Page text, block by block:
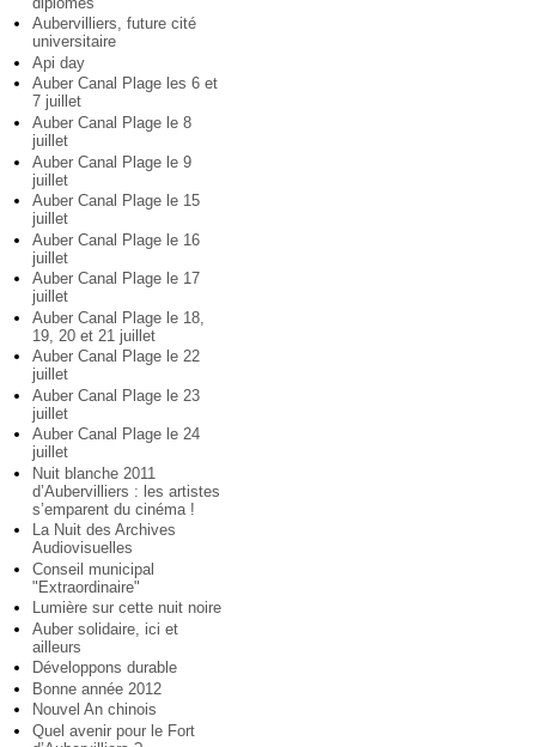
Aubervilliers, future cité
universitaire
Api day
Auber Canal Plage les 6 et
7 juillet
Auber Canal Plage le 8
juillet
Auber Canal Plage le 9
juillet
Auber Canal Plage le 15
juillet
Auber Canal Plage le 16
juillet
Auber Canal Plage le 17
juillet
Auber Canal Plage le 18,
19, 20 et 21 juillet
Auber Canal Plage le 22
juillet
Auber Canal Plage le 23
juillet
Auber Canal Plage le 24
juillet
Nuit blanche 2011
d’Aubervilliers : les artistes
s’emparent du cinéma !
La Nuit des Archives
Audiovisuelles
Conseil municipal
"Extraordinaire"
Lumière sur cette nuit noire
Auber solidaire, ici et
ailleurs
Développons durable
Bonne année 2012
Nouvel An chinois
Quel avenir pour le Fort